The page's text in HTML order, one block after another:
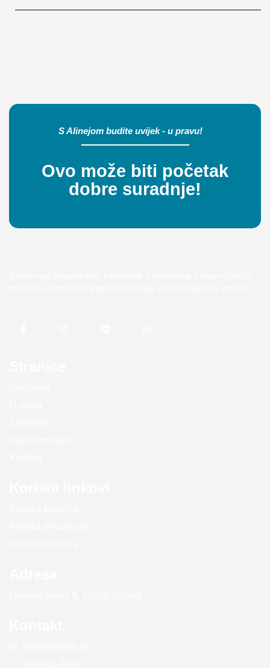
S Alinejom budite uvijek - u pravu!
Ovo može biti početak
dobre suradnje!